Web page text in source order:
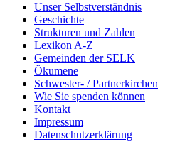
Unser Selbstverständnis
Geschichte
Strukturen und Zahlen
Lexikon A-Z
Gemeinden der SELK
Ökumene
Schwester- / Partnerkirchen
Wie Sie spenden können
Kontakt
Impressum
Datenschutzerklärung